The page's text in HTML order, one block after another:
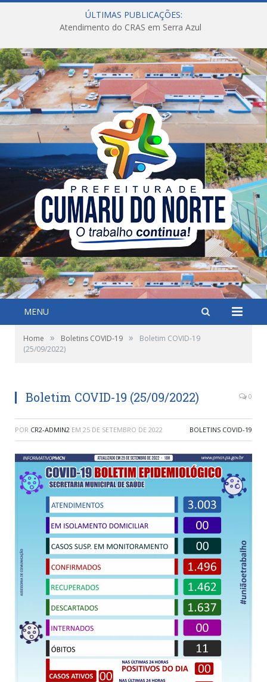
ÚLTIMAS PUBLICAÇÕES:
Atendimento do CRAS em Serra Azul
MENU
Home » Boletins COVID-19 »
Boletim COVID-19
(25/09/2022)
Boletim COVID-19 (25/09/2022) 0
POR CR2-ADMIN2 EM 25 DE SETEMBRO DE 2022 BOLETINS COVID-19